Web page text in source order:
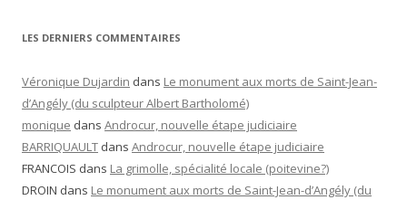
LES DERNIERS COMMENTAIRES
Véronique Dujardin dans Le monument aux morts de Saint-Jean-
d’Angély (du sculpteur Albert Bartholomé)
monique dans Androcur, nouvelle étape judiciaire
BARRIQUAULT dans Androcur, nouvelle étape judiciaire
FRANCOIS dans La grimolle, spécialité locale (poitevine?)
DROIN dans Le monument aux morts de Saint-Jean-d’Angély (du